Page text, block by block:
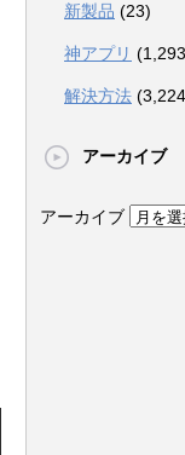
新製品 (23)
神アプリ
解決方法
アーカイブ
アーカイブ